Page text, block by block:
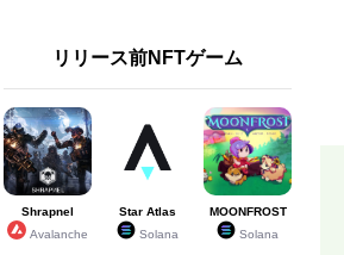
リリース前NFTゲーム
Shrapnel
Avalanche
Star Atlas
Solana
MOONFROST
Solana